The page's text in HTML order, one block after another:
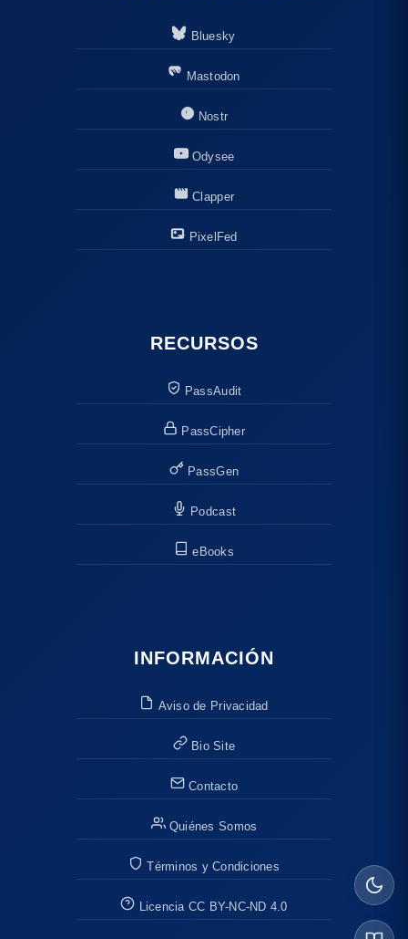
Bluesky
Mastodon
Nostr
Odysee
Clapper
PixelFed
RECURSOS
PassAudit
PassCipher
PassGen
Podcast
eBooks
INFORMACIÓN
Aviso de Privacidad
Bio Site
Contacto
Quiénes Somos
Términos y Condiciones
Licencia CC BY-NC-ND 4.0